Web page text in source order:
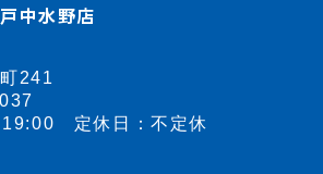
中水野店
241
19:00 定休日：不定休